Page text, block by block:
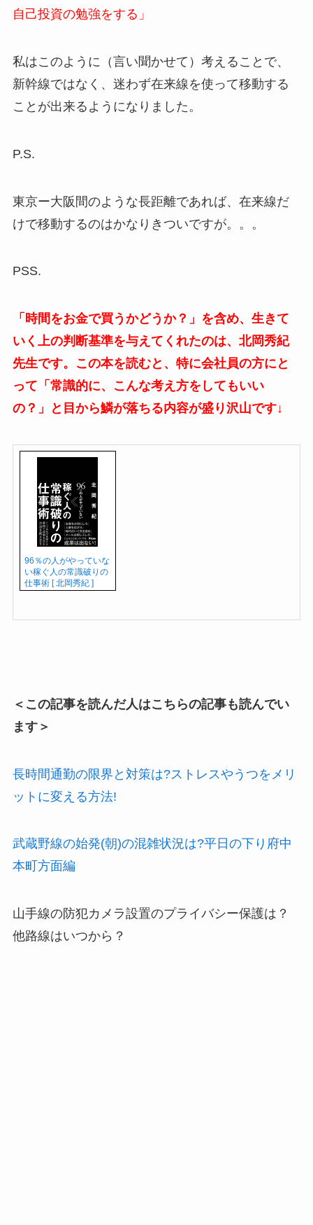
自己投資の勉強をする」
私はこのように（言い聞かせて）考えることで、
新幹線ではなく、迷わず在来線を使って移動する
ことが出来るようになりました。
P.S.
東京ー大阪間のような長距離であれば、在来線だ
けで移動するのはかなりきついですが。。。
PSS.
「時間をお金で買うかどうか？」を含め、生きて
いく上の判断基準を与えてくれたのは、北岡秀紀
先生です。この本を読むと、特に会社員の方にと
って「常識的に、こんな考え方をしてもいい
の？」と目から鱗が落ちる内容が盛り沢山です↓
96％の人がやっていな
い稼ぐ人の常識破りの
仕事術 [ 北岡秀紀 ]
＜この記事を読んだ人はこちらの記事も読んでい
ます＞
長時間通勤の限界と対策は?ストレスやうつをメリ
ットに変える方法!
武蔵野線の始発(朝)の混雑状況は?平日の下り府中
本町方面編
山手線の防犯カメラ設置のプライバシー保護は？
他路線はいつから？